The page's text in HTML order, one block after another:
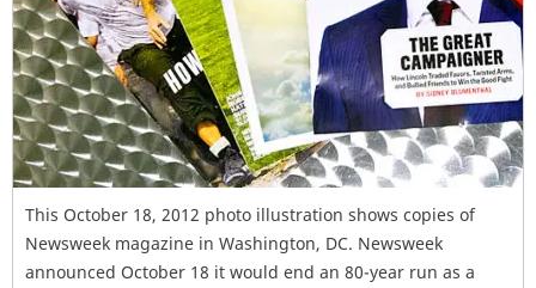
This October 18, 2012 photo illustration shows copies of
Newsweek magazine in Washington, DC. Newsweek
announced October 18 it would end an 80-year run as a